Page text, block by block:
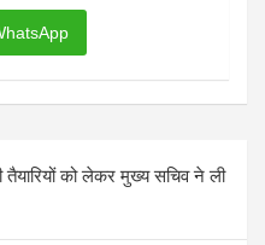
तैयारियों को लेकर मुख्य सचिव ने ली